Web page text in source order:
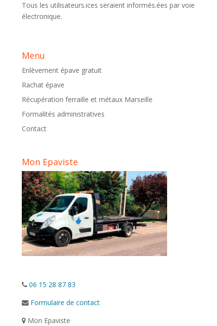
Tous les utilisateurs.ices seraient informés.ées par voie
électronique.
Menu
Enlèvement épave gratuit
Rachat épave
Récupération ferraille et métaux Marseille
Formalités administratives
Contact
Mon Epaviste
06 15 28 87 83
Formulaire de contact
Mon Epaviste